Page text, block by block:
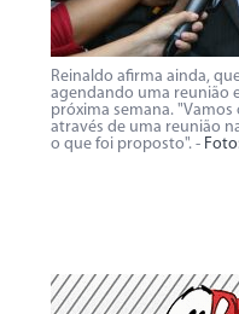
Reinaldo afirma ainda,
agendando uma reunião
próxima semana.
através de uma reunião
o que foi proposto". -